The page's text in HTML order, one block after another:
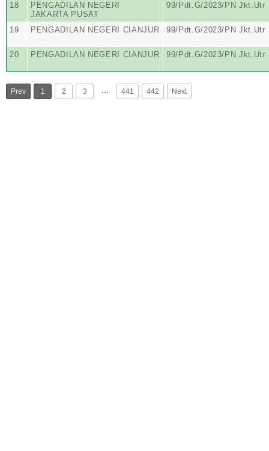
18
PENGADILAN NEGERI
JAKARTA PUSAT
99/Pdt.G/2023/PN Jkt.Utr
19 PENGADILAN NEGERI CIANJUR 99/Pdt.G/2023/PN Jkt.Utr
20 PENGADILAN NEGERI CIANJUR 99/Pdt.G/2023/PN Jkt.Utr
Prev 1 2 3 … 441 442 Next